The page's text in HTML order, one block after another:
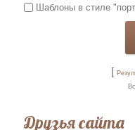
Шаблоны в стиле
[
Друзья сайта